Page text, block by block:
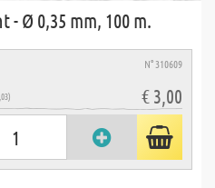
Ø 0,35 mm, 100 m.
N° 310609
€ 3,00